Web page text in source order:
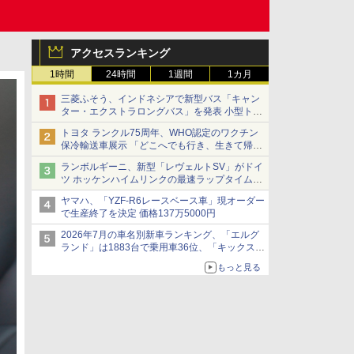
アクセスランキング
1時間 24時間 1週間 1カ月
三菱ふそう、インドネシアで新型バス「キャン
ター・エクストラロングバス」を発表 小型トラ
ックベースの観光・旅客輸送向けバス
トヨタ ランクル75周年、WHO認定のワクチン
保冷輸送車展示 「どこへでも行き、生きて帰っ
てこられる」ランドクルーザーで命をつなぐ
ランボルギーニ、新型「レヴェルトSV」がドイ
ツ ホッケンハイムリンクの最速ラップタイムを
記録
ヤマハ、「YZF-R6レースベース車」現オーダー
で生産終了を決定 価格137万5000円
2026年7月の車名別新車ランキング、「エルグ
ランド」は1883台で乗用車36位、「キックス」
もっと見る